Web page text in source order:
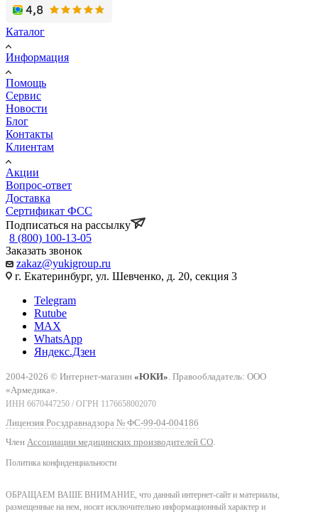
Каталог
Информация
Помощь
Сервис
Новости
Блог
Контакты
Клиентам
Акции
Вопрос-ответ
Доставка
Сертификат ФСС
Подписаться на рассылку
8 (800) 100-13-05
Заказать звонок
zakaz@yukigroup.ru
г. Екатеринбург, ул. Шевченко, д. 20, секция 3
Telegram
Rutube
MAX
WhatsApp
Яндекс.Дзен
2004-2026 © Интернет-магазин «ЮКИ» . Правообладатель: ООО
«Армедика».
ИНН 6670447250 / ОГРН 1176658002070
Лицензия Росздравнадзора № ФС-99-04-004186
Член Ассоциации медицинских производителей СО
Политика конфиденциальности
ОБРАЩАЕМ ВАШЕ ВНИМАНИЕ, что данный интернет-сайт и материалы,
размещенные на нем, носят исключительно информационный характер и